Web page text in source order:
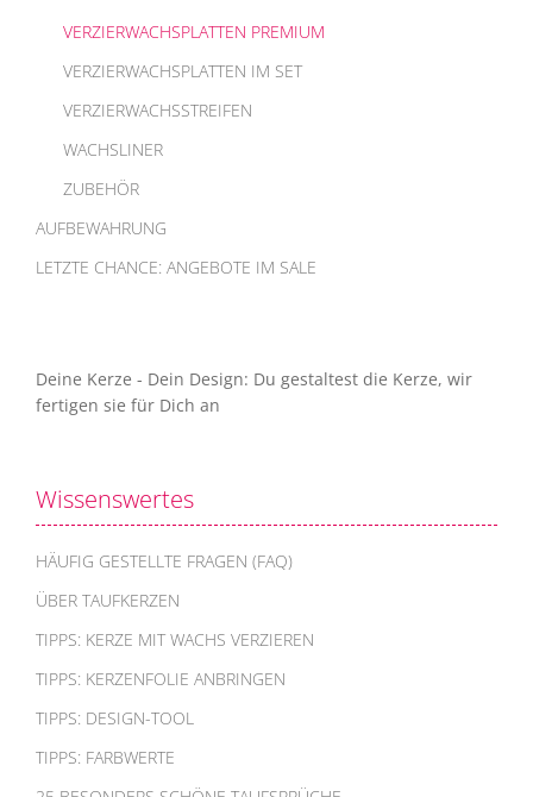
VERZIERWACHSPLATTEN PREMIUM
VERZIERWACHSPLATTEN IM SET
VERZIERWACHSSTREIFEN
WACHSLINER
ZUBEHÖR
AUFBEWAHRUNG
LETZTE CHANCE: ANGEBOTE IM SALE
Deine Kerze - Dein Design: Du gestaltest die Kerze, wir
fertigen sie für Dich an
Wissenswertes
HÄUFIG GESTELLTE FRAGEN (FAQ)
ÜBER TAUFKERZEN
TIPPS: KERZE MIT WACHS VERZIEREN
TIPPS: KERZENFOLIE ANBRINGEN
TIPPS: DESIGN-TOOL
TIPPS: FARBWERTE